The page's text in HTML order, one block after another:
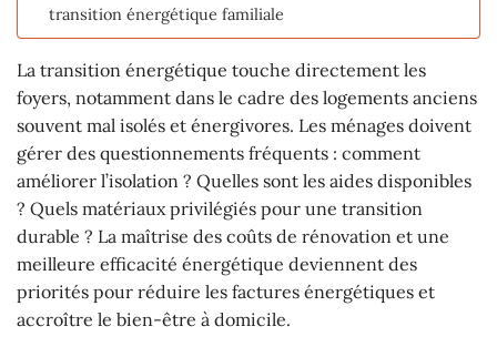
transition énergétique familiale
La transition énergétique touche directement les
foyers, notamment dans le cadre des logements anciens
souvent mal isolés et énergivores. Les ménages doivent
gérer des questionnements fréquents : comment
améliorer l’isolation ? Quelles sont les aides disponibles
? Quels matériaux privilégiés pour une transition
durable ? La maîtrise des coûts de rénovation et une
meilleure efficacité énergétique deviennent des
priorités pour réduire les factures énergétiques et
accroître le bien-être à domicile.